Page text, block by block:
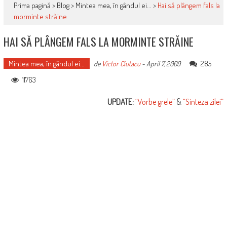
Prima pagină > Blog> Mintea mea, în gândul ei... > Hai să plângem fals la
morminte străine
HAI SĂ PLÂNGEM FALS LA MORMINTE STRĂINE
Mintea mea, în gândul ei... de Victor Ciutacu-April 7, 2009
285
11763
UPDATE:“Vorbe grele” &“Sinteza zilei”